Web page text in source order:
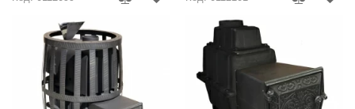
тепла
камень